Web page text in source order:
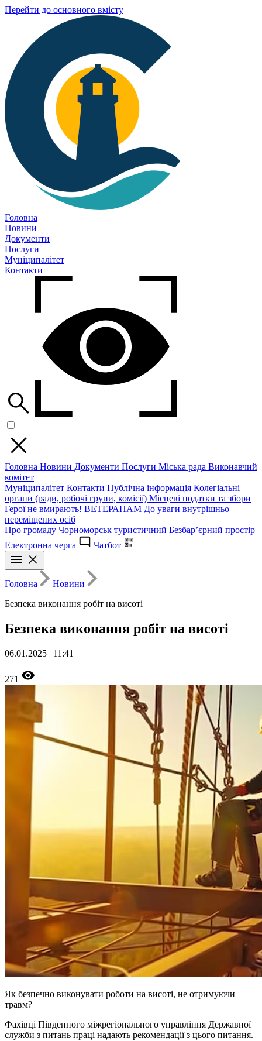
Перейти до основного вмісту
Головна
Новини
Документи
Послуги
Муніципалітет
Контакти
Головна Новини Документи Послуги Міська рада Виконавчий
комітет
Муніципалітет Контакти Публічна інформація Колегіальні
органи (ради, робочі групи, комісії) Місцеві податки та збори
Герої не вмирають! ВЕТЕРАНАМ До уваги внутрішньо
переміщених осіб
Про громаду Чорноморськ туристичний Безбар’єрний простір
Електронна черга
Чатбот
Головна
Новини
Безпека виконання робіт на висоті
Безпека виконання робіт на висоті
06.01.2025 | 11:41
271
Як безпечно виконувати роботи на висоті, не отримуючи
травм?
Фахівці Південного міжрегіонального управління Державної
служби з питань праці надають рекомендації з цього питання.